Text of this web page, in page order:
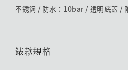
不銹鋼 / 防水：10bar / 透明底蓋 /​
錶款規格